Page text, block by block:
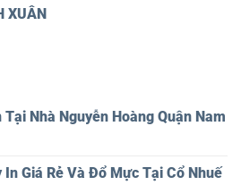
XUÂN
Nhà Nguyễn Hoàng Quận Nam
In Giá Rẻ Và Đổ Mực Tại Cổ Nhuế